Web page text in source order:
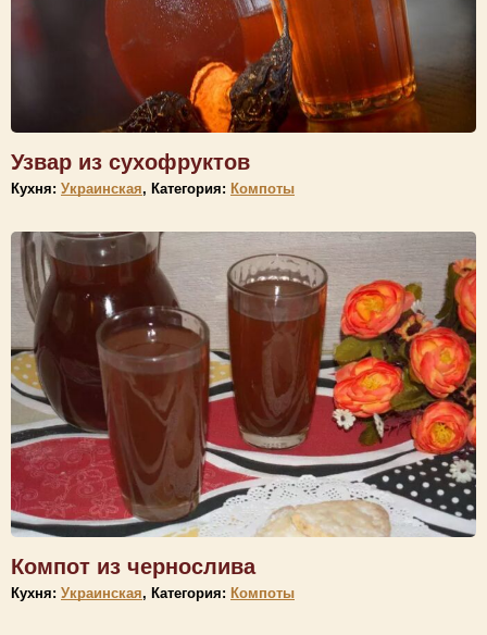
Узвар из сухофруктов
Кухня: Украинская, Категория: Компоты
Компот из чернослива
Кухня: Украинская, Категория: Компоты